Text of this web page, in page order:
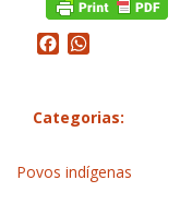
Facebook
Categorias:
Povos indígenas